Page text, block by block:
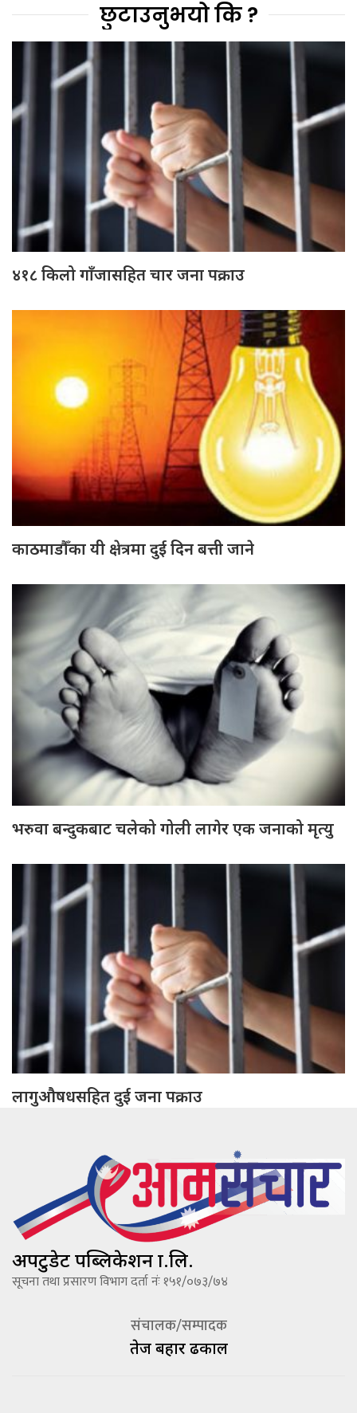
छुटाउनुभयो कि ?
४१८ किलो गाँजासहित चार जना पक्राउ
काठमाडौँका यी क्षेत्रमा दुई दिन बत्ती जाने
भरुवा बन्दुकबाट चलेको गोली लागेर एक जनाको मृत्यु
लागुऔषधसहित दुई जना पक्राउ
अपटुडेट पब्लिकेशन प्रा.लि.
सूचना तथा प्रसारण विभाग दर्ता नंः १५१/०७३/७४
संचालक/सम्पादक
तेज बहादूर ढकाल